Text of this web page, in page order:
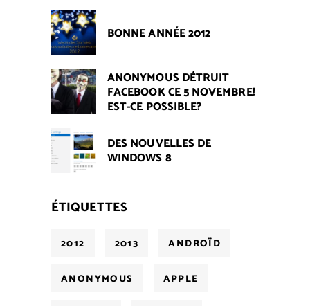
BONNE ANNÉE 2012
ANONYMOUS DÉTRUIT
FACEBOOK CE 5 NOVEMBRE!
EST-CE POSSIBLE?
DES NOUVELLES DE
WINDOWS 8
ÉTIQUETTES
2012 2013 ANDROÏD
ANONYMOUS APPLE